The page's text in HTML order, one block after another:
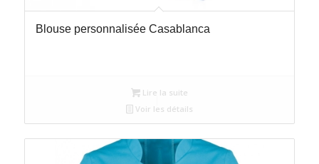
Blouse personnalisée Casablanca
Lire la suite
Voir les détails